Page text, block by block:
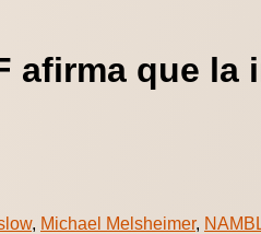
afirma que la
, Michael Melsheimer,